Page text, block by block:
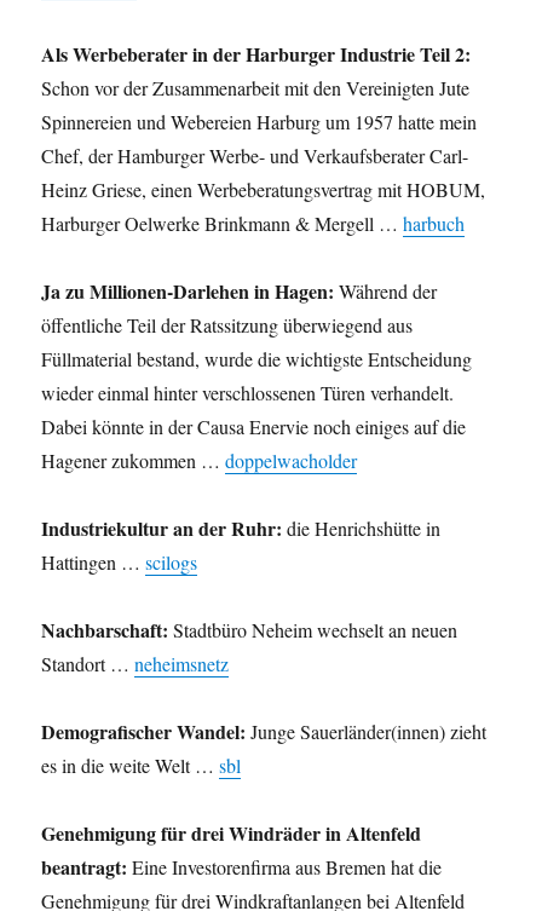
Als Werbeberater in der Harburger Industrie Teil 2:
Schon vor der Zusammenarbeit mit den Vereinigten Jute
Spinnereien und Webereien Harburg um 1957 hatte mein
Chef, der Hamburger Werbe- und Verkaufsberater Carl-
Heinz Griese, einen Werbeberatungsvertrag mit HOBUM,
Harburger Oelwerke Brinkmann & Mergell …harbuch
Ja zu Millionen-Darlehen in Hagen: Während der
öffentliche Teil der Ratssitzung überwiegend aus
Füllmaterial bestand, wurde die wichtigste Entscheidung
wieder einmal hinter verschlossenen Türen verhandelt.
Dabei könnte in der Causa Enervie noch einiges auf die
Hagener zukommen …doppelwacholder
Industriekultur an der Ruhr: die Henrichshütte in
Hattingen …scilogs
Nachbarschaft: Stadtbüro Neheim wechselt an neuen
Standort …neheimsnetz
Demografischer Wandel: Junge Sauerländer(innen) zieht
es in die weite Welt …sbl
Genehmigung für drei Windräder in Altenfeld
beantragt: Eine Investorenfirma aus Bremen hat die
Genehmigung für drei Windkraftanlangen bei Altenfeld